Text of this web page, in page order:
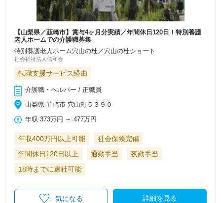
【山梨県／韮崎市】賞与4ヶ月分実績／年間休日120日！特別養護
老人ホームでの介護職募集
特別養護老人ホーム穴山の杜／穴山の杜ショート
社会福祉法人信和会
転職支援サービス経由
介護職・ヘルパー / 正職員
山梨県 韮崎市 穴山町５３９０
年収 373万円 ～477万円
年収400万円以上可能
社会保険完備
年間休日120日以上
通勤手当
夜勤手当
18時までに退社可能
詳細を見る
気になる